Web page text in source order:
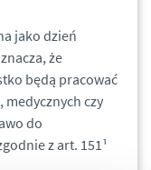
jako dzień
że
będą pracować
medycznych czy
do
z art. 151¹